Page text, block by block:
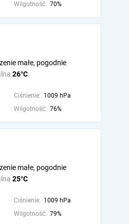
Wilgotność: 70%
26°C
małe, pogodnie
Ciśnienie: 1009 hPa
Wilgotność: 76%
25°C
małe, pogodnie
Ciśnienie: 1009 hPa
Wilgotność: 79%